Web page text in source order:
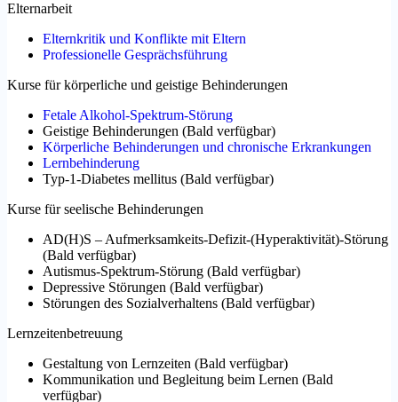
Elternarbeit
Elternkritik und Konflikte mit Eltern
Professionelle Gesprächsführung
Kurse für körperliche und geistige Behinderungen
Fetale Alkohol-Spektrum-Störung
Geistige Behinderungen (Bald verfügbar)
Körperliche Behinderungen und chronische Erkrankungen
Lernbehinderung
Typ-1-Diabetes mellitus (Bald verfügbar)
Kurse für seelische Behinderungen
AD(H)S – Aufmerksamkeits-Defizit-(Hyperaktivität)-Störung
(Bald verfügbar)
Autismus-Spektrum-Störung (Bald verfügbar)
Depressive Störungen (Bald verfügbar)
Störungen des Sozialverhaltens (Bald verfügbar)
Lernzeitenbetreuung
Gestaltung von Lernzeiten (Bald verfügbar)
Kommunikation und Begleitung beim Lernen (Bald
verfügbar)